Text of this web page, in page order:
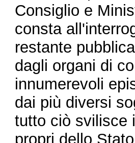
Consiglio e
consta
restante
dagli organi di
innumerevoli
dai più diversi
tutto ciò svilisce
propri dello